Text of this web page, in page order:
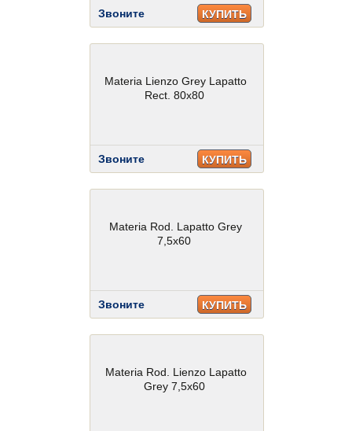
Звоните КУПИТЬ
Materia Lienzo Grey Lapatto
Rect. 80x80
Звоните КУПИТЬ
Materia Rod. Lapatto Grey
7,5x60
Звоните КУПИТЬ
Materia Rod. Lienzo Lapatto
Grey 7,5x60